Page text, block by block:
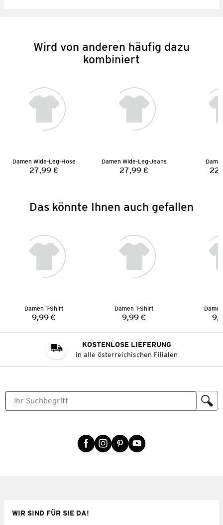
Wird von anderen häufig dazu
kombiniert
Damen Wide-Leg-Hose
Preis:
27,99 €
Damen Wide-Leg-Jeans
Preis:
27,99 €
Das könnte Ihnen auch gefallen
Damen T-Shirt
Preis:
9,99 €
Damen T-Shirt
Preis:
9,99 €
KOSTENLOSE LIEFERUNG
in alle österreichischen Filialen
WIR SIND FÜR SIE DA!